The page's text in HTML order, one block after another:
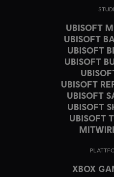
UBISOFT
UBISOFT
UBISOFT
UBISOFT
UBISOFT
UBISOFT
UBISOFT
UBISOFT
XBOX